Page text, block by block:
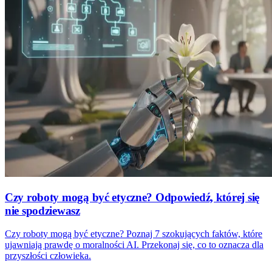
Czy roboty mogą być etyczne? Odpowiedź, której się
nie spodziewasz
Czy roboty mogą być etyczne? Poznaj 7 szokujących faktów, które
ujawniają prawdę o moralności AI. Przekonaj się, co to oznacza dla
przyszłości człowieka.